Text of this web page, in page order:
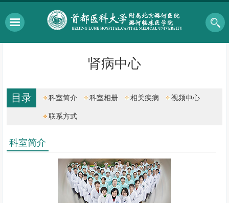
肾病中心
目录 科室简介 科室相册 相关疾病 视频中心
联系方式
科室简介